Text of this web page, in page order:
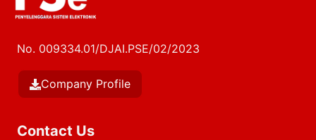
No. 009334.01/DJAI.PSE/02/2023
Company Profile
Contact Us